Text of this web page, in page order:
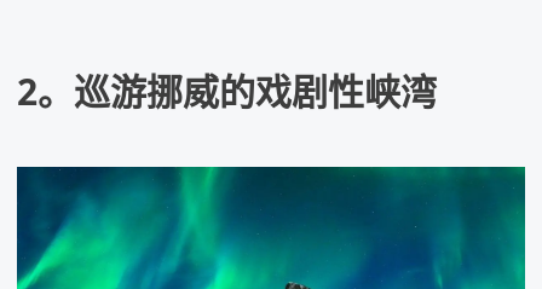
2。巡游挪威的戏剧性峡湾